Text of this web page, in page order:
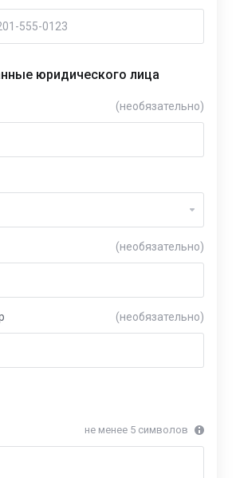
юридического лица
(необязательно)
(необязательно)
(необязательно)
не менее 5 символов